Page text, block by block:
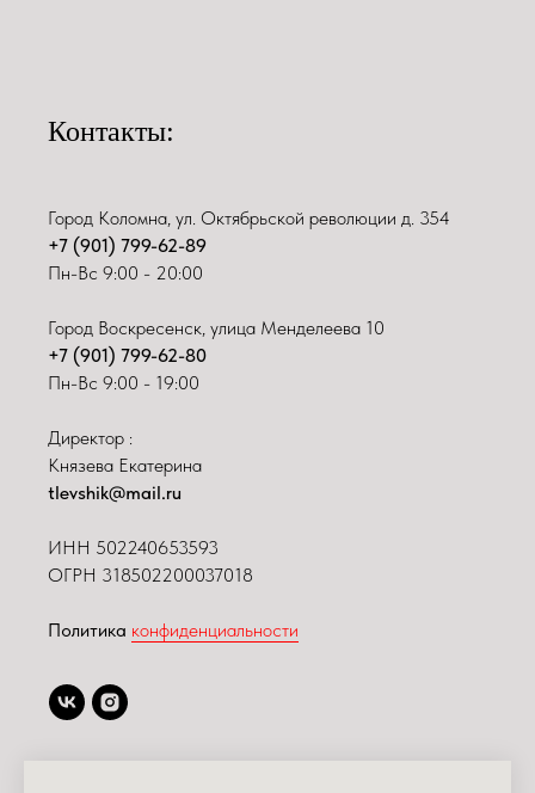
Контакты:
Город Коломна, ул. Октябрьской революции д. 354
+7 (901) 799-62-89
Пн-Вс 9:00 - 20:00
Город Воскресенск, улица Менделеева 10
+7 (901) 799-62-80
Пн-Вс 9:00 - 19:00
Директор :
Князева Екатерина
tlevshik@mail.ru
ИНН 502240653593
ОГРН 318502200037018
Политика конфиденциальности